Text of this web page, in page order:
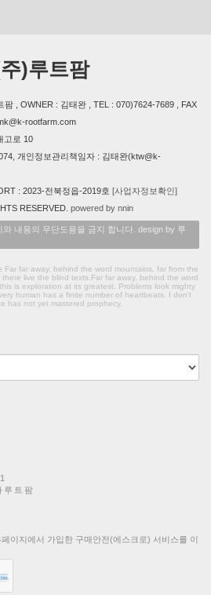
)루트팜
, OWNER : 김태완 , TEL : 070)7624-7689 , FAX
rootfarm.com
고로 10
개인정보관리책임자 : 김태완(ktw@k-
: 2023-전북정읍-2019호 [사업자정보확인]
RESERVED. powered by nnin
내용의 무단도용을 금지 합니다. design by 루
far away, behind the word mountains, far from the
live the blind texts.Far far away, behind the word
is exploration at its greatest. Problems look mighty
human has a finite number of heartbeats. I don't
has not yet mastered prophecy.
루트팜
이지에서 가입한 구매안전(에스크로) 서비스를 이